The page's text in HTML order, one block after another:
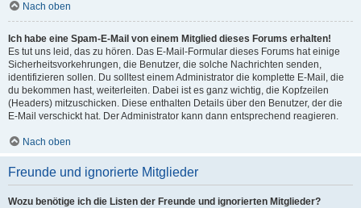
Nach oben
Ich habe eine Spam-E-Mail von einem Mitglied dieses Forums erhalten!
Es tut uns leid, das zu hören. Das E-Mail-Formular dieses Forums hat einige
Sicherheitsvorkehrungen, die Benutzer, die solche Nachrichten senden,
identifizieren sollen. Du solltest einem Administrator die komplette E-Mail, die
du bekommen hast, weiterleiten. Dabei ist es ganz wichtig, die Kopfzeilen
(Headers) mitzuschicken. Diese enthalten Details über den Benutzer, der die
E-Mail verschickt hat. Der Administrator kann dann entsprechend reagieren.
Nach oben
Freunde und ignorierte Mitglieder
Wozu benötige ich die Listen der Freunde und ignorierten Mitglieder?